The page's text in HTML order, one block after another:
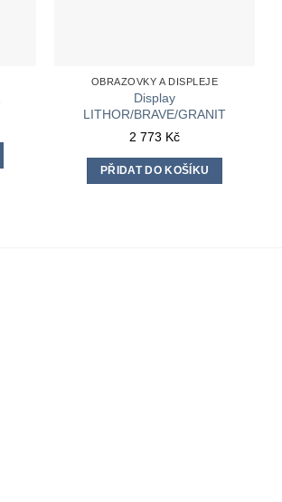
OBRAZOVKY A DISPLEJE
Display
LITHOR/BRAVE/GRANIT
2 773 Kč
PŘIDAT DO KOŠÍKU